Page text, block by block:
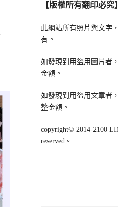
【版權所有翻印必究】
此網站所有照片與文字
有。
如發現到用盜用圖片者
金額。
如發現到用盜用文章者
整金額。
copyright© 2014-2100
reserved。